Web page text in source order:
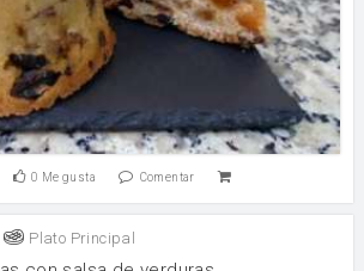
0 Me gusta Comentar
Plato Principal